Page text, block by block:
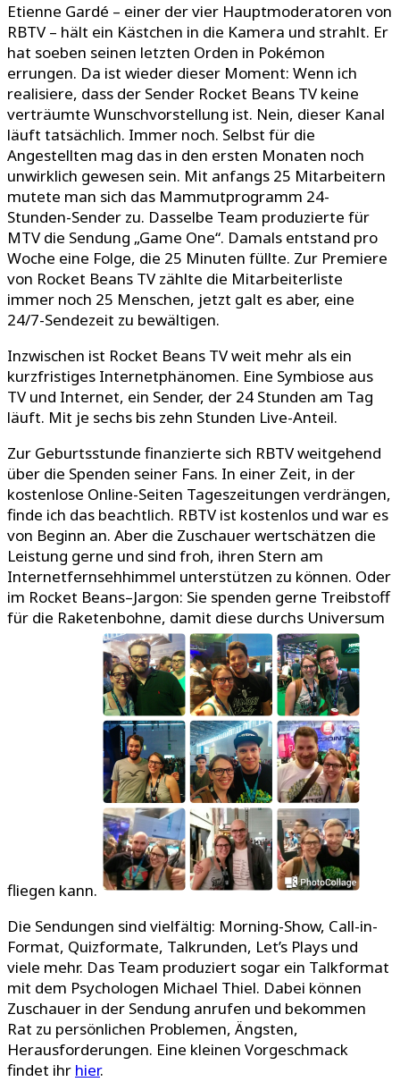
Etienne Gardé – einer der vier Hauptmoderatoren von
RBTV – hält ein Kästchen in die Kamera und strahlt. Er
hat soeben seinen letzten Orden in Pokémon
errungen. Da ist wieder dieser Moment: Wenn ich
realisiere, dass der Sender Rocket Beans TV keine
verträumte Wunschvorstellung ist. Nein, dieser Kanal
läuft tatsächlich. Immer noch. Selbst für die
Angestellten mag das in den ersten Monaten noch
unwirklich gewesen sein. Mit anfangs 25 Mitarbeitern
mutete man sich das Mammutprogramm 24-
Stunden-Sender zu. Dasselbe Team produzierte für
MTV die Sendung „Game One“. Damals entstand pro
Woche eine Folge, die 25 Minuten füllte. Zur Premiere
von Rocket Beans TV zählte die Mitarbeiterliste
immer noch 25 Menschen, jetzt galt es aber, eine
24/7-Sendezeit zu bewältigen.
Inzwischen ist Rocket Beans TV weit mehr als ein
kurzfristiges Internetphänomen. Eine Symbiose aus
TV und Internet, ein Sender, der 24 Stunden am Tag
läuft. Mit je sechs bis zehn Stunden Live-Anteil.
Zur Geburtsstunde finanzierte sich RBTV weitgehend
über die Spenden seiner Fans. In einer Zeit, in der
kostenlose Online-Seiten Tageszeitungen verdrängen,
finde ich das beachtlich. RBTV ist kostenlos und war es
von Beginn an. Aber die Zuschauer wertschätzen die
Leistung gerne und sind froh, ihren Stern am
Internetfernsehhimmel unterstützen zu können. Oder
im Rocket Beans–Jargon: Sie spenden gerne Treibstoff
für die Raketenbohne, damit diese durchs Universum
fliegen kann.
Die Sendungen sind vielfältig: Morning-Show, Call-in-
Format, Quizformate, Talkrunden, Let’s Plays und
viele mehr. Das Team produziert sogar ein Talkformat
mit dem Psychologen Michael Thiel. Dabei können
Zuschauer in der Sendung anrufen und bekommen
Rat zu persönlichen Problemen, Ängsten,
Herausforderungen. Eine kleinen Vorgeschmack
findet ihr hier.